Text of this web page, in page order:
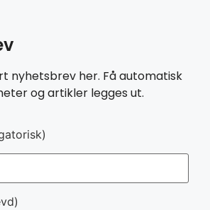
nyhetsbrev her. Få automatisk
og artikler legges ut.